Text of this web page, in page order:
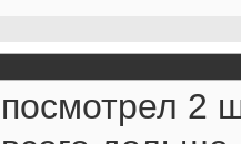
посмотрел 2